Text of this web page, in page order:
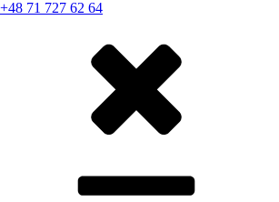
+48 71 727 62 64